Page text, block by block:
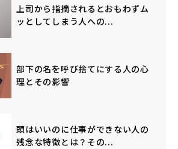
上司から指摘されるとおもわずム
ッとしてしまう人への...
部下の名を呼び捨てにする人の心
理とその影響
頭はいいのに仕事ができない人の
残念な特徴とは？その...